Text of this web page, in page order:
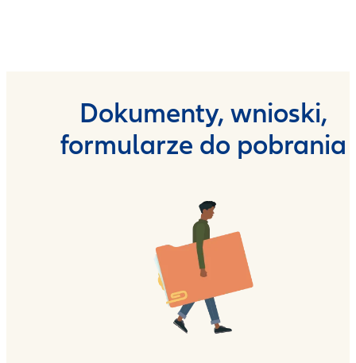
Dokumenty, wnioski,
formularze do pobrania